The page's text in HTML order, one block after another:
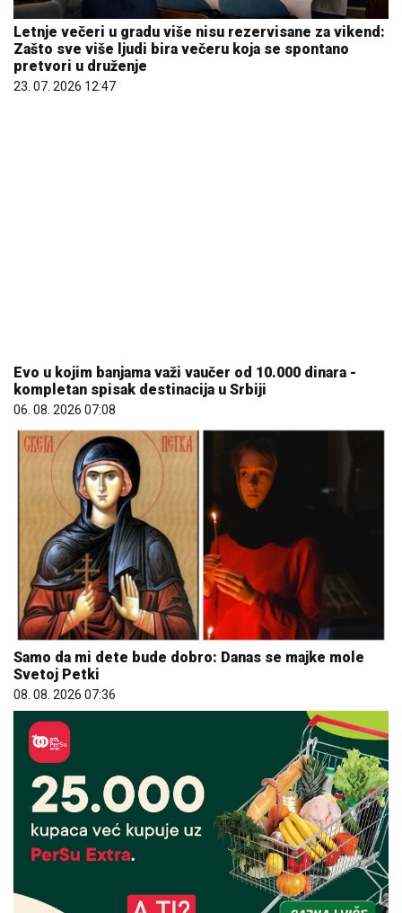
Letnje večeri u gradu više nisu rezervisane za vikend:
Zašto sve više ljudi bira večeru koja se spontano
pretvori u druženje
23. 07. 2026 12:47
06. 08. 2026 07:08
Samo da mi dete bude dobro: Danas se majke mole
Svetoj Petki
08. 08. 2026 07:36
25.000 kupaca već kupuje uz PerSu Extra. A ti? Saznaj